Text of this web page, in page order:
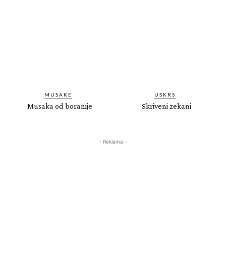
MUSAKE
Musaka od boranije
USKRS
Skriveni zekani
- Reklama -